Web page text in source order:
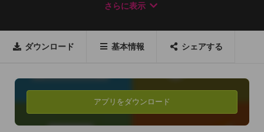
します。『駅情報マップ』は近くの駅を中心に駅に関する様々
全国 約10910駅を収録！
在）。
充実の検索画面！
駅の名前を軸に様々な観点から駅について調べることができる
さらに表示
ダウンロード 基本情報 シェアする
アプリをダウンロード